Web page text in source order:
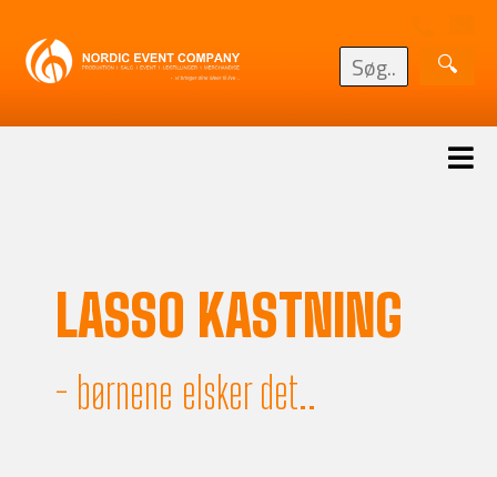
LASSO KASTNING
- børnene elsker det..